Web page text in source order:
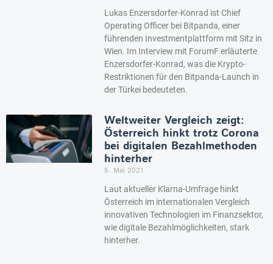
Lukas Enzersdorfer-Konrad ist Chief
Operating Officer bei Bitpanda, einer
führenden Investmentplattform mit Sitz in
Wien. Im Interview mit ForumF erläuterte
Enzersdorfer-Konrad, was die Krypto-
Restriktionen für den Bitpanda-Launch in
der Türkei bedeuteten.
Weltweiter Vergleich zeigt:
Österreich hinkt trotz Corona
bei digitalen Bezahlmethoden
hinterher
5. Mai 2021
Laut aktueller Klarna-Umfrage hinkt
Österreich im internationalen Vergleich
innovativen Technologien im Finanzsektor,
wie digitale Bezahlmöglichkeiten, stark
hinterher.